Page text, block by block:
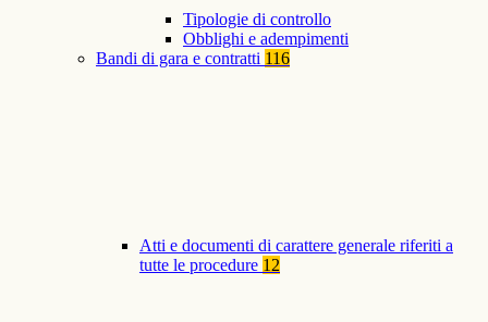
Tipologie di controllo
Obblighi e adempimenti
Bandi di gara e contratti 116
Atti e documenti di carattere generale riferiti a
tutte le procedure 12